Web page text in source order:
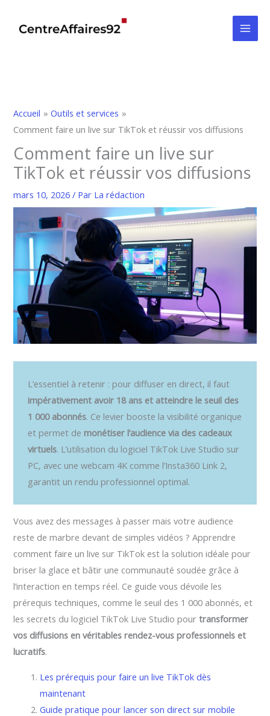
Accueil
Outils et services
Comment faire un live sur TikTok et réussir vos diffusions
Comment faire un live sur
TikTok et réussir vos diffusions
mars 10, 2026/ Par La rédaction
L’essentiel à retenir : pour diffuser en direct, il faut
impérativement avoir 18 ans et atteindre le seuil des
1 000 abonnés. Ce levier booste la visibilité organique
et permet de monétiser l’audience via des cadeaux
virtuels. L’utilisation du logiciel TikTok Live Studio sur
PC, avec une webcam 4K comme l’Insta360 Link 2,
garantit un rendu professionnel optimal.
Vous avez des messages à passer mais votre audience
reste de marbre devant de simples vidéos ? Apprendre
comment faire un live sur TikTok est la solution idéale pour
briser la glace et bâtir une communauté soudée grâce à
l’interaction en temps réel. Ce guide vous dévoile les
prérequis techniques, comme le seuil des 1 000 abonnés, et
les secrets du logiciel TikTok Live Studio pourtransformer
vos diffusions en véritables rendez-vous professionnels et
lucratifs.
Les prérequis pour faire un live TikTok dès
maintenant
Guide pratique pour lancer son direct sur mobile